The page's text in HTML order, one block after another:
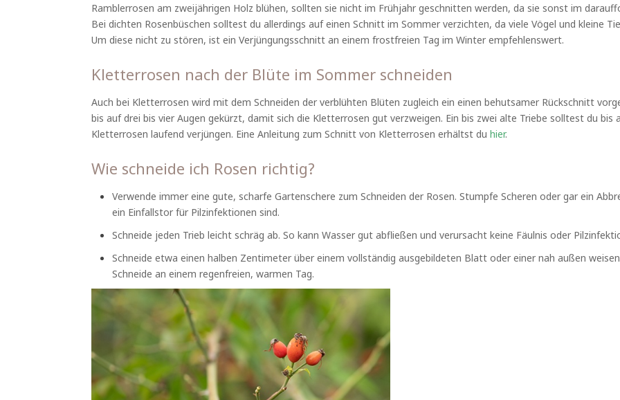
Ramblerrosen am zweijährigen Holz blühen, sollten sie nicht im Frühjahr geschnitten werden, da sie sonst im
Bei dichten Rosenbüschen solltest du allerdings auf einen Schnitt im Sommer verzichten, da viele Vögel und kleine
Um diese nicht zu stören, ist ein Verjüngungsschnitt an einem frostfreien Tag im Winter empfehlenswert.
Kletterrosen nach der Blüte im Sommer schneiden
Auch bei Kletterrosen wird mit dem Schneiden der verblühten Blüten zugleich ein einen behutsamer Rückschnitt
bis auf drei bis vier Augen gekürzt, damit sich die Kletterrosen gut verzweigen. Ein bis zwei alte Triebe solltest du bis
Kletterrosen laufend verjüngen. Eine Anleitung zum Schnitt von Kletterrosen erhältst du hier.
Wie schneide ich Rosen richtig?
Verwende immer eine gute, scharfe Gartenschere zum Schneiden der Rosen. Stumpfe Scheren oder gar ein
ein Einfallstor für Pilzinfektionen sind.
Schneide jeden Trieb leicht schräg ab. So kann Wasser gut abfließen und verursacht keine Fäulnis oder
Schneide etwa einen halben Zentimeter über einem vollständig ausgebildeten Blatt oder einer nah außen
Schneide an einem regenfreien, warmen Tag.